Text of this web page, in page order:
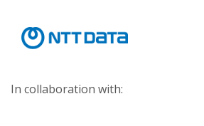
In collaboration with: